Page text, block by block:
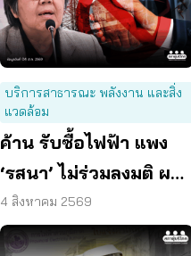
บริการสาธารณะ พลังงาน และสิ่ง
แวดล้อม
ค้าน รับซื้อไฟฟ้า แพง
‘รสนา’ ไม่ร่วมลงมติ ผลัก
ผู้บริโภค “แบก”
4 สิงหาคม 2569